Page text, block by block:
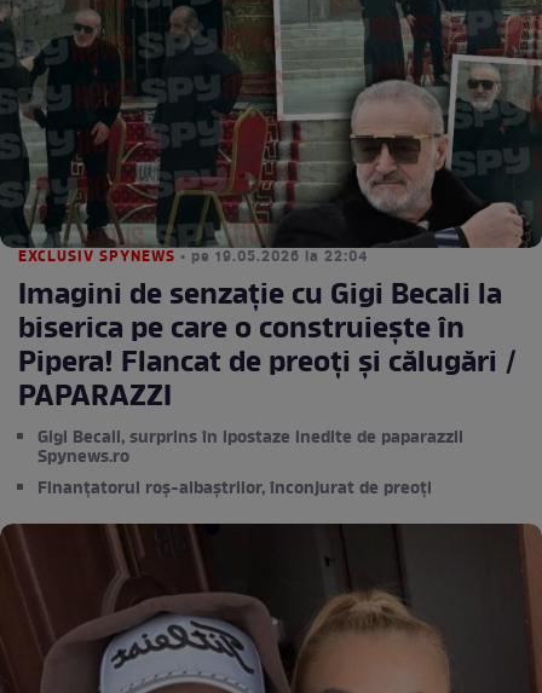
EXCLUSIV SPYNEWS • pe 19.05.2026 la 22:04
Imagini de senzație cu Gigi Becali la
biserica pe care o construiește în
Pipera! Flancat de preoți și călugări /
PAPARAZZI
Gigi Becali, surprins în ipostaze inedite de paparazzii
Spynews.ro
Finanțatorul roș-albaștrilor, înconjurat de preoți